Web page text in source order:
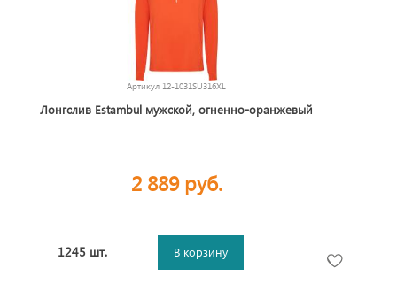
Артикул 12-1031SU316XL
Лонгслив Estambul мужской, огненно-оранжевый
2 889 руб.
1245 шт. В корзину